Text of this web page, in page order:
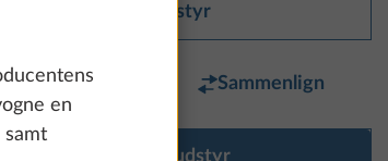
Standardudstyr
Favorit Sammenlign
Konfigurér udstyr
en